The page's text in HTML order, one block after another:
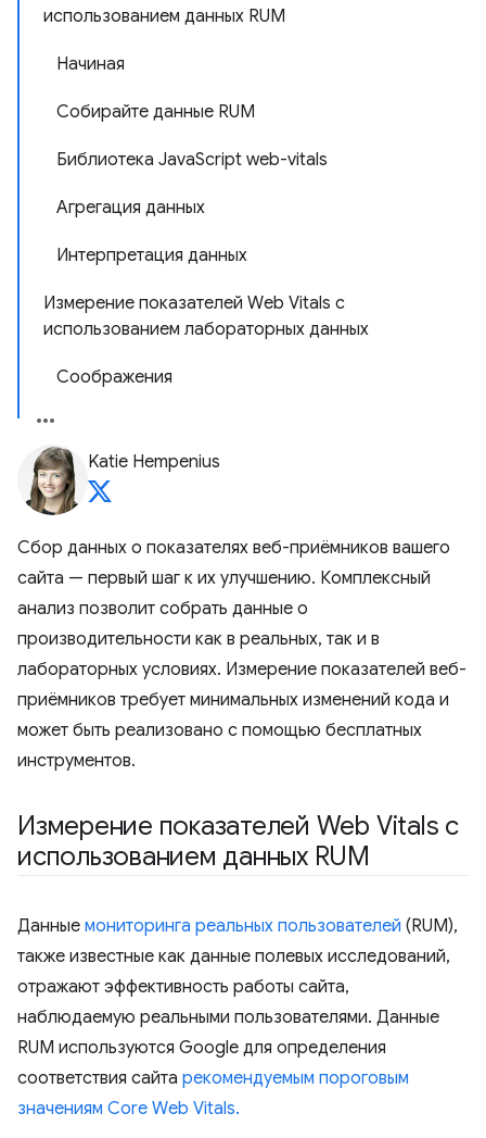
использованием данных RUM
Начиная
Собирайте данные RUM
Библиотека JavaScript web-vitals
Агрегация данных
Интерпретация данных
Измерение показателей Web Vitals с
использованием лабораторных данных
Соображения
Katie Hempenius
Сбор данных о показателях веб-приёмников вашего
сайта — первый шаг к их улучшению. Комплексный
анализ позволит собрать данные о
производительности как в реальных, так и в
лабораторных условиях. Измерение показателей веб-
приёмников требует минимальных изменений кода и
может быть реализовано с помощью бесплатных
инструментов.
Измерение показателей Web Vitals с
использованием данных RUM
Данные мониторинга реальных пользователей (RUM),
также известные как данные полевых исследований,
отражают эффективность работы сайта,
наблюдаемую реальными пользователями. Данные
RUM используются Google для определения
соответствия сайта рекомендуемым пороговым
значениям Core Web Vitals.